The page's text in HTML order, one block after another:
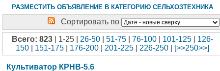
РАЗМЕСТИТЬ ОБЪЯВЛЕНИЕ В КАТЕГОРИЮ СЕЛЬХОЗТЕХНИКА
Сортировать по
Всего: 823 | 1-25 | 26-50 51-75 76-100 101-125
126-
150
151-175 176-200 201-225 226-250 [>>250>>]
Культиватор КРНВ-5.6